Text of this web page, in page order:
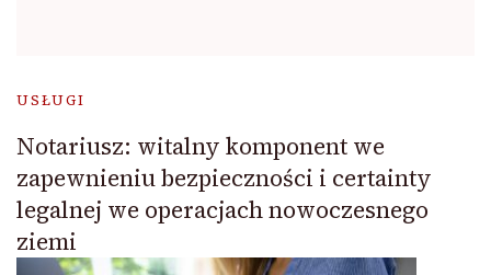
USŁUGI
Notariusz: witalny komponent we
zapewnieniu bezpieczności i certainty
legalnej we operacjach nowoczesnego
ziemi